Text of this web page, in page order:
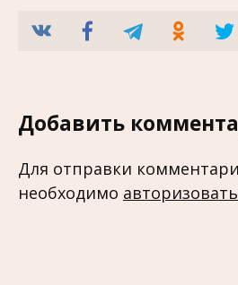
Добавить
Для отправки
необходимо